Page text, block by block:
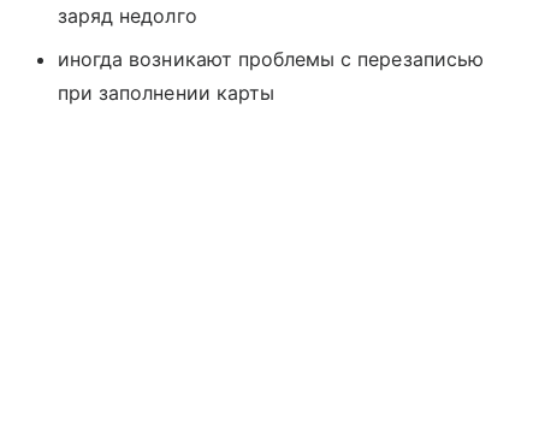
заряд недолго
иногда возникают проблемы с перезаписью
при заполнении карты